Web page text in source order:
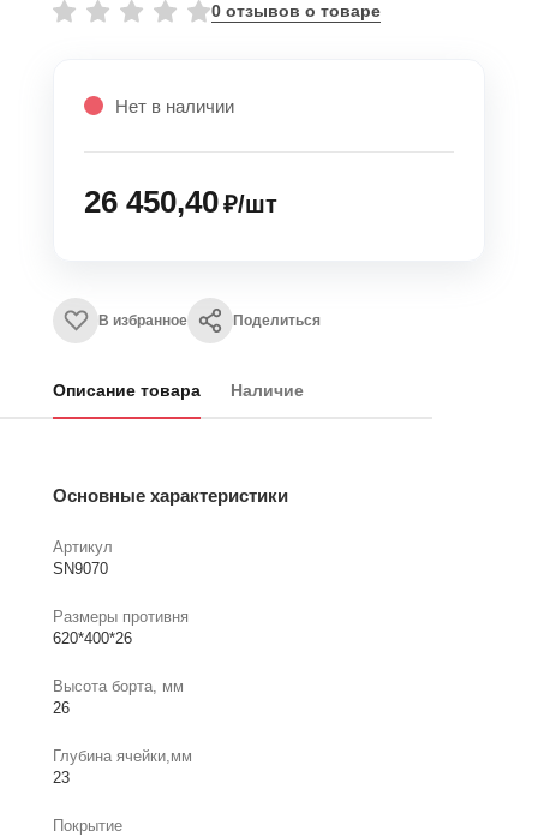
0 отзывов о товаре
Нет в наличии
26 450,40₽/шт
В избранное Поделиться
Описание товара Наличие
Основные характеристики
Артикул
SN9070
Размеры противня
620*400*26
Высота борта, мм
26
Глубина ячейки,мм
23
Покрытие